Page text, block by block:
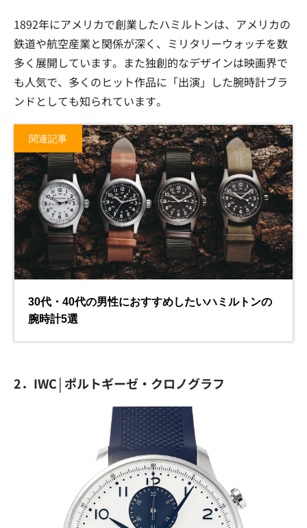
1892年にアメリカで創業したハミルトンは、アメリカの
鉄道や航空産業と関係が深く、ミリタリーウォッチを数
多く展開しています。また独創的なデザインは映画界で
も人気で、多くのヒット作品に「出演」した腕時計ブラ
ンドとしても知られています。
2．IWC│ポルトギーゼ・クロノグラフ